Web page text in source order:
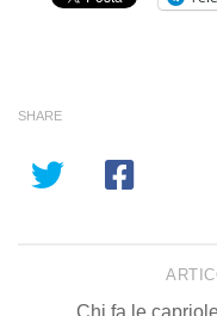
SHARE
Chi fa le